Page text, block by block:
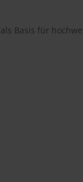
Basis für